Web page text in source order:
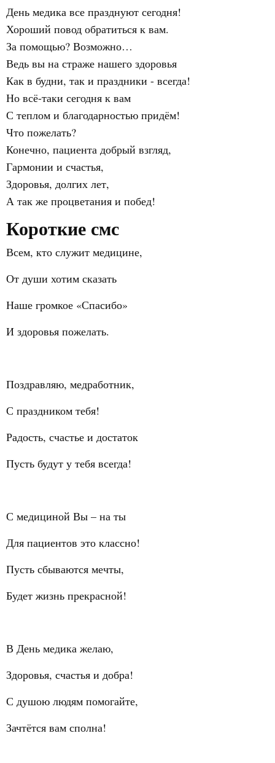
День медика все празднуют сегодня!
Хороший повод обратиться к вам.
За помощью? Возможно…
Ведь вы на страже нашего здоровья
Как в будни, так и праздники - всегда!
Но всё-таки сегодня к вам
С теплом и благодарностью придём!
Что пожелать?
Конечно, пациента добрый взгляд,
Гармонии и счастья,
Здоровья, долгих лет,
А так же процветания и побед!
Короткие смс
Всем, кто служит медицине,
От души хотим сказать
Наше громкое «Спасибо»
И здоровья пожелать.
Поздравляю, медработник,
С праздником тебя!
Радость, счастье и достаток
Пусть будут у тебя всегда!
С медициной Вы – на ты
Для пациентов это классно!
Пусть сбываются мечты,
Будет жизнь прекрасной!
В День медика желаю,
Здоровья, счастья и добра!
С душою людям помогайте,
Зачтётся вам сполна!